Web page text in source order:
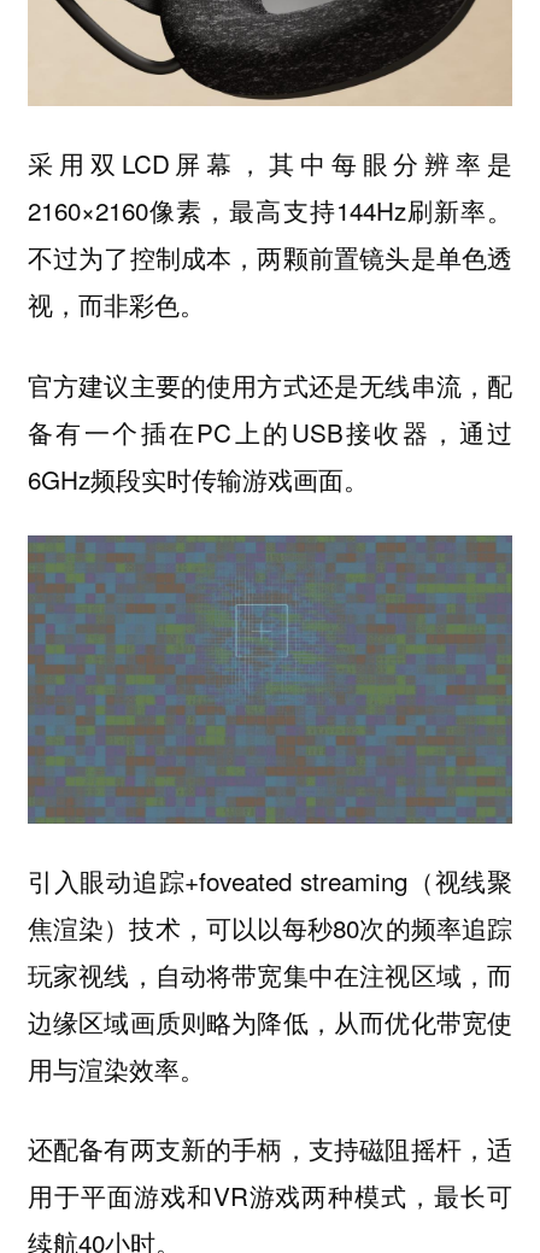
采用双LCD屏幕，其中每眼分辨率是
2160×2160像素，最高支持144Hz刷新率。
不过为了控制成本，两颗前置镜头是单色透
视，而非彩色。
官方建议主要的使用方式还是无线串流，配
备有一个插在PC上的USB接收器，通过
6GHz频段实时传输游戏画面。
引入眼动追踪+foveated streaming（视线聚
焦渲染）技术，可以以每秒80次的频率追踪
玩家视线，自动将带宽集中在注视区域，而
边缘区域画质则略为降低，从而优化带宽使
用与渲染效率。
还配备有两支新的手柄，支持磁阻摇杆，适
用于平面游戏和VR游戏两种模式，最长可
续航40小时。